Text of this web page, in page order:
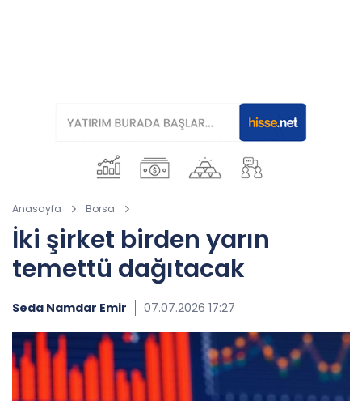
Anasayfa Borsa
İki şirket birden yarın
temettü dağıtacak
Seda Namdar Emir 07.07.2026 17:27